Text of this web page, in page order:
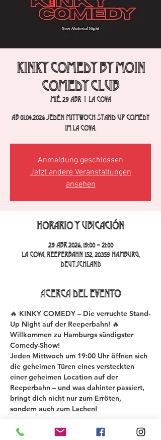
Kinky Comedy by Moin
Comedy Club
mié, 29 abr
  |
La Cova
Ab 01.04.2026 jeden Mittwoch Stand Up Comedy
im La Cova.
Anmeldung geschlossen
Jetzt andere Veranstaltungen
ansehen
Horario y ubicación
29 abr 2026, 19:00 – 21:00
La Cova, Reeperbahn 152, 20359 Hamburg,
Deutschland
Acerca del evento
🔥 KINKY COMEDY – Die verruchte Stand-
Up Night auf der Reeperbahn! 🔥
Willkommen zu Hamburgs sündigster
Comedy-Show!
Jeden Mittwoch um 19:00 Uhr öffnen sich
die geheimen Türen eines versteckten
einer geheimen Location auf der
Reeperbahn – und was dahinter passiert,
bringt dich nicht nur zum Erröten,
sondern auch zum Lachen!
Bei der KINKY COMEDY New Material